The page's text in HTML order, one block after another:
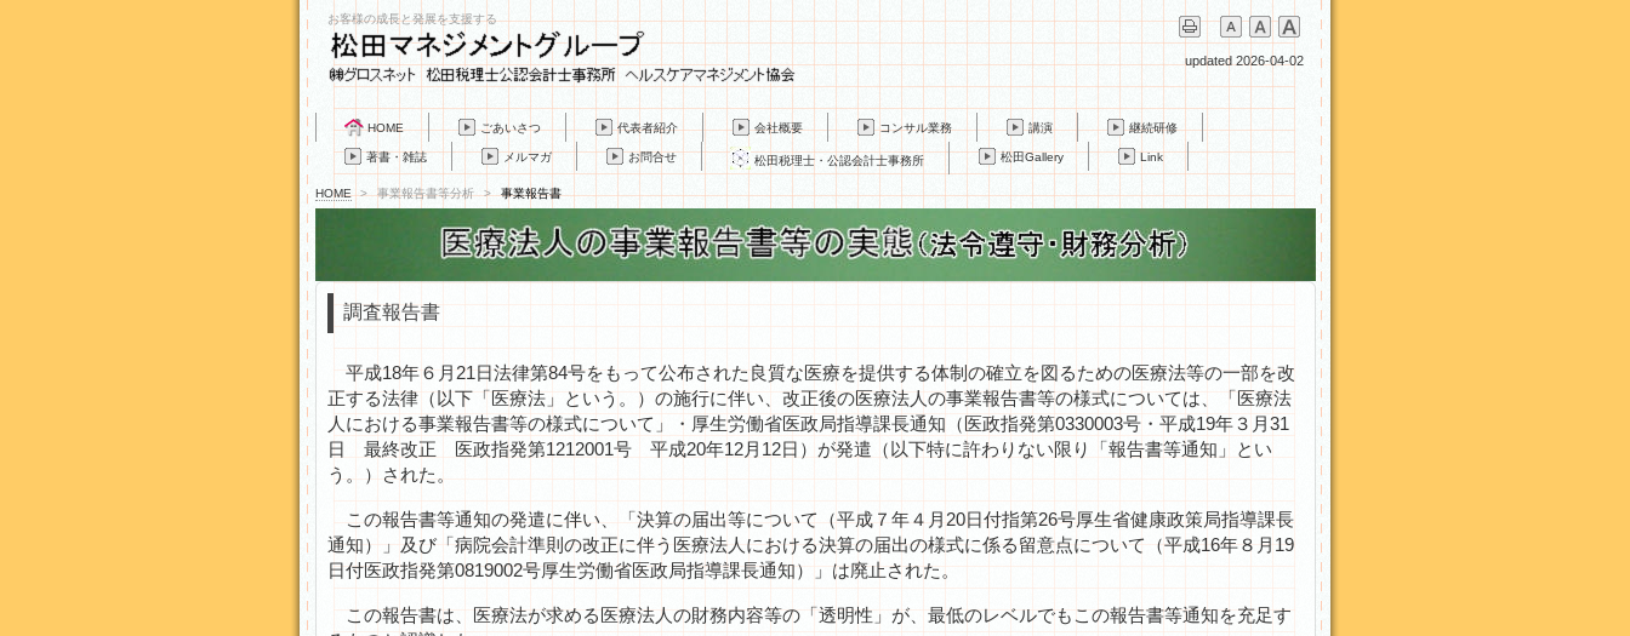
お客様の成長と発展を支援する
updated 2026-04-02
HOME ごあいさつ 代表者紹介 会社概要 コンサル業務 講演 継続研修
著書・雑誌 メルマガ お問合せ 松田税理士・公認会計士事務所 松田Gallery Link
HOME > 事業報告書等分析 > 事業報告書
調査報告書
平成18年６月21日法律第84号をもって公布された良質な医療を提供する体制の確立を図るための医療法等の一部を改
正する法律（以下「医療法」という。）の施行に伴い、改正後の医療法人の事業報告書等の様式については、「医療法
人における事業報告書等の様式について」・厚生労働省医政局指導課長通知（医政指発第0330003号・平成19年３月31
日 最終改正 医政指発第1212001号 平成20年12月12日）が発遣（以下特に許わりない限り「報告書等通知」とい
う。）された。
この報告書等通知の発遣に伴い、「決算の届出等について（平成７年４月20日付指第26号厚生省健康政策局指導課長
通知）」及び「病院会計準則の改正に伴う医療法人における決算の届出の様式に係る留意点について（平成16年８月19
日付医政指発第0819002号厚生労働省医政局指導課長通知）」は廃止された。
この報告書は、医療法が求める医療法人の財務内容等の「透明性」が、最低のレベルでもこの報告書等通知を充足す